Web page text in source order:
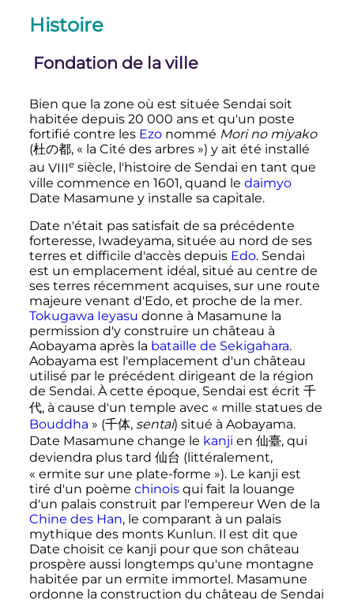
Histoire
Fondation de la ville
Bien que la zone où est située Sendai soit
habitée depuis 20 000 anset qu'un poste
fortifié contre les Ezonommé Mori no miyako
(杜の都, « la Cité des arbres ») y ait été installé
au VIIIe siècle, l'histoire de Sendai en tant que
ville commence en 1601, quand le daimyo
Date Masamune y installe sa capitale.
Date n'était pas satisfait de sa précédente
forteresse, Iwadeyama, située au nord de ses
terres et difficile d'accès depuis Edo. Sendai
est un emplacement idéal, situé au centre de
ses terres récemment acquises, sur une route
majeure venant d'Edo, et proche de la mer.
Tokugawa Ieyasu donne à Masamune la
permission d'y construire un château à
Aobayama après la bataille de Sekigahara.
Aobayama est l'emplacement d'un château
utilisé par le précédent dirigeant de la région
de Sendai. À cette époque, Sendai est écrit 千
代, à cause d'un temple avec « mille statues de
Bouddha » (千体, sentai) situé à Aobayama.
Date Masamune change le kanji en 仙臺, qui
deviendra plus tard 仙台 (littéralement,
« ermite sur une plate-forme »). Le kanji est
tiré d'un poème chinoisqui fait la louange
d'un palais construit par l'empereur Wen de la
Chine des Han, le comparant à un palais
mythique des monts Kunlun. Il est dit que
Date choisit ce kanji pour que son château
prospère aussi longtemps qu'une montagne
habitée par un ermite immortel. Masamune
ordonne la construction du château de Sendai